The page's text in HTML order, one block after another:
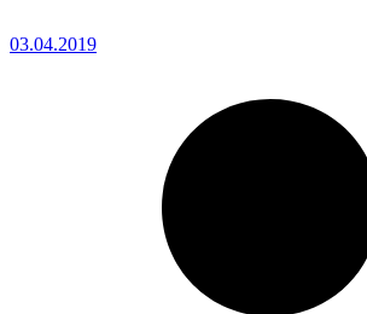
03.04.2019